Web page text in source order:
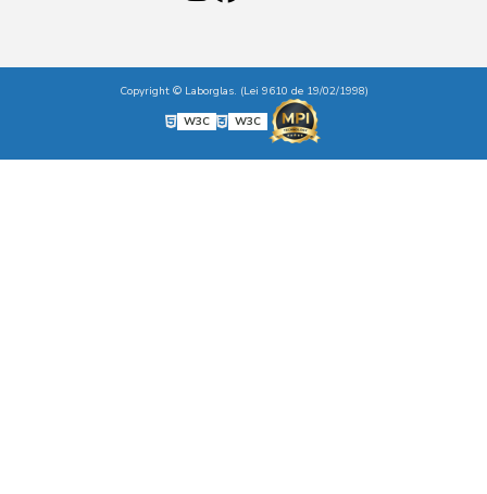
Copyright © Laborglas. (Lei 9610 de 19/02/1998)
W3C
W3C